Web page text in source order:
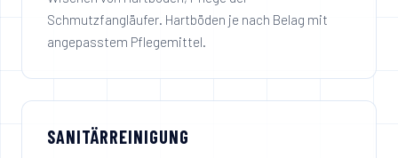
Schmutzfangläufer. Hartböden je nach Belag mit
angepasstem Pflegemittel.
SANITÄRREINIGUNG